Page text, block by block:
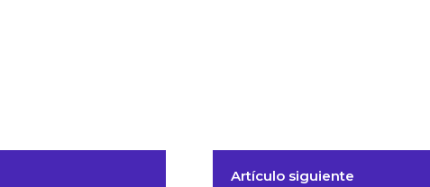
Artículo siguiente